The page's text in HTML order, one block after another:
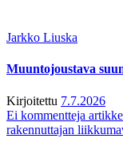
Jarkko Liuska
Muuntojoustava
Kirjoitettu 7.7.2026
Ei kommentteja
rakennuttajan